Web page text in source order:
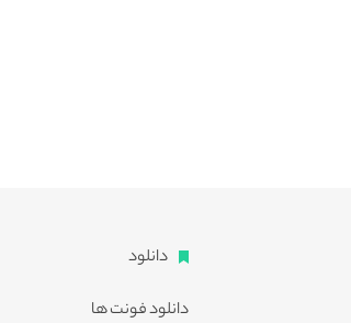
دانلود
دانلود فونت ها